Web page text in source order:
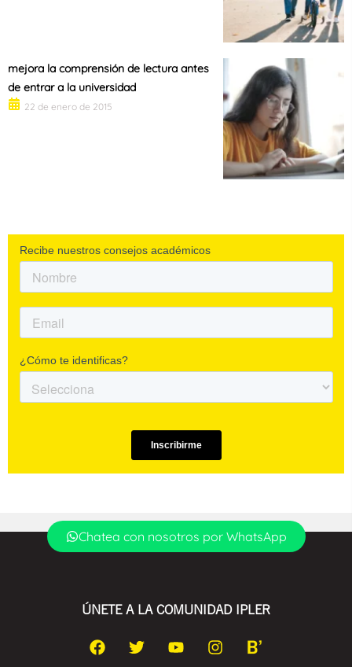
mejora la comprensión de lectura antes
de entrar a la universidad
22 de enero de 2015
Chatea con nosotros por WhatsApp
ÚNETE A LA COMUNIDAD IPLER